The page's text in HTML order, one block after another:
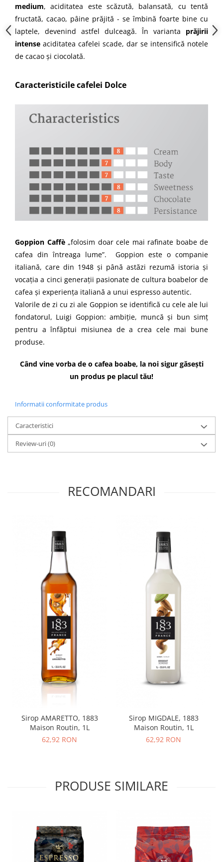
medium, aciditatea este scăzută, balansată, cu tentă
fructată, cacao, pâine prăjită - se îmbină foarte bine cu
laptele, devenind astfel dulceagă. În varianta prăjirii
intense aciditatea cafelei scade, dar se intensifică notele
de cacao și ciocolată.
Caracteristicile cafelei Dolce
Goppion Caffè „folosim doar cele mai rafinate boabe de
cafea din întreaga lume”. Goppion este o companie
italiană, care din 1948 și până astăzi rezumă istoria și
vocația a cinci generații pasionate de cultura boabelor de
cafea și experiența italiană a unui espresso autentic.
Valorile de zi cu zi ale Goppion se identifică cu cele ale lui
fondatorul, Luigi Goppion: ambiție, muncă și bun simț
pentru a înfăptui misiunea de a crea cele mai bune
produse.
Când vine vorba de o cafea boabe, la noi sigur găsești
un produs pe placul tău!
Informatii conformitate produs
Caracteristici
Review-uri(0)
RECOMANDARI
Sirop AMARETTO, 1883
Maison Routin, 1L
62,92 RON
Sirop MIGDALE, 1883
Maison Routin, 1L
62,92 RON
PRODUSE SIMILARE